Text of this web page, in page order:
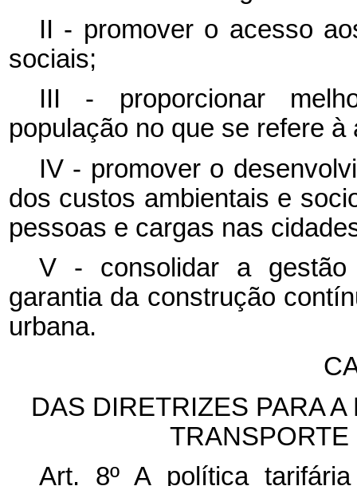
II - promover o acesso
sociais;
III - proporcionar
população no que se refere
IV - promover o
dos custos ambientais e
pessoas e cargas nas
V - consolidar a gestão
garantia da construção
urbana.
DAS DIRETRIZES PARA
Art. 8º A política